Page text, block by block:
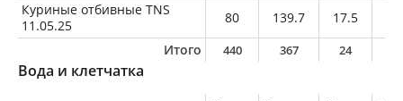
Куриные отбивные TNS
11.05.25
80 139.7 17.5
Итого
440 367 24
Вода и клетчатка